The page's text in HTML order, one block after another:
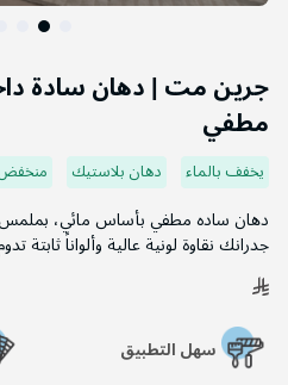
جرين مت | دهان سادة
مطفي
يخفف بالماء دهان بلاستيك منخفض
دهان ساده مطفي بأساس مائي، بملمس
جدرانك نقاوة لونية عالية وألواناً ثابتة
سهل التطبيق
إلى
بداية
معرض
الصور